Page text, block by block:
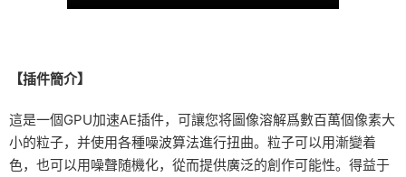
【插件簡介】
這是一個GPU加速AE插件，可讓您将圖像溶解爲數百萬個像素大
小的粒子，并使用各種噪波算法進行扭曲。粒子可以用漸變着
色，也可以用噪聲随機化，從而提供廣泛的創作可能性。得益于